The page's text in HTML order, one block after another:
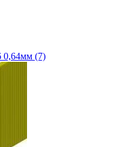
0,64мм (7)